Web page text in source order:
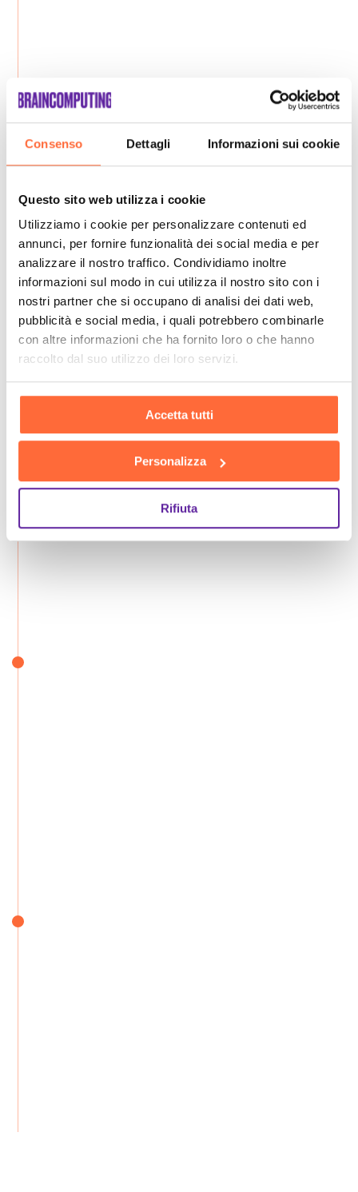
Consenso Dettagli Informazioni sui cookie
Questo sito web utilizza i cookie
Utilizziamo i cookie per personalizzare contenuti ed
annunci, per fornire funzionalità dei social media e per
analizzare il nostro traffico. Condividiamo inoltre
informazioni sul modo in cui utilizza il nostro sito con i
nostri partner che si occupano di analisi dei dati web,
pubblicità e social media, i quali potrebbero combinarle
con altre informazioni che ha fornito loro o che hanno
raccolto dal suo utilizzo dei loro servizi.
Accetta tutti
Personalizza
Rifiuta